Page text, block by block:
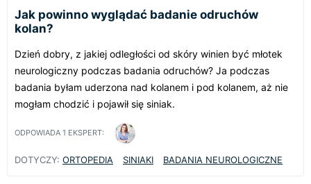
Jak powinno wyglądać badanie odruchów
kolan?
Dzień dobry, z jakiej odległości od skóry winien być młotek
neurologiczny podczas badania odruchów? Ja podczas
badania byłam uderzona nad kolanem i pod kolanem, aż nie
mogłam chodzić i pojawił się siniak.
ODPOWIADA 1 EKSPERT:
DOTYCZY: ORTOPEDIA SINIAKI BADANIA NEUROLOGICZNE